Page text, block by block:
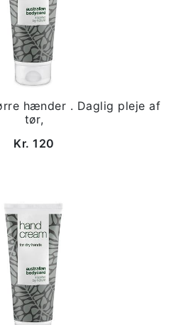
hænder . Daglig pleje af
tør,
Kr. 120